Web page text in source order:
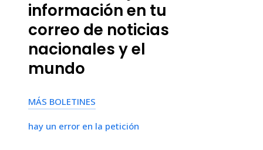
información en tu
correo de noticias
nacionales y el
mundo
MÁS BOLETINES
hay un error en la petición